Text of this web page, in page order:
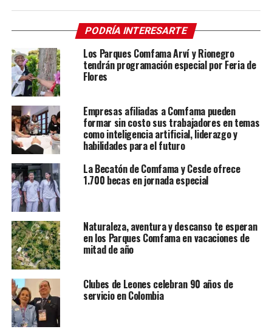
PODRÍA INTERESARTE
Los Parques Comfama Arví y Rionegro
tendrán programación especial por Feria de
Flores
Empresas afiliadas a Comfama pueden
formar sin costo sus trabajadores en temas
como inteligencia artificial, liderazgo y
habilidades para el futuro
La Becatón de Comfama y Cesde ofrece
1.700 becas en jornada especial
Naturaleza, aventura y descanso te esperan
en los Parques Comfama en vacaciones de
mitad de año
Clubes de Leones celebran 90 años de
servicio en Colombia